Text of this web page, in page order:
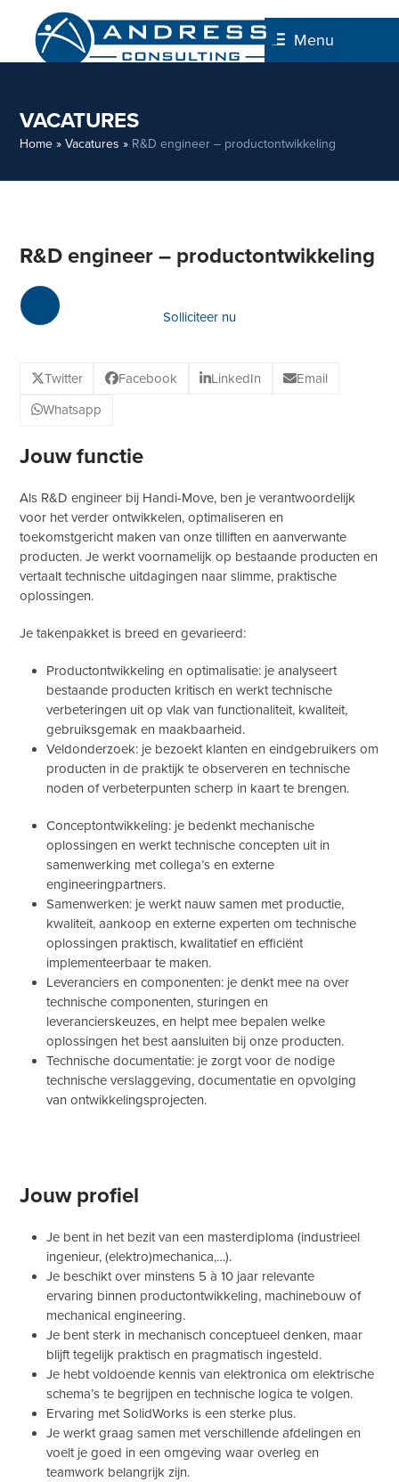
content
Menu
VACATURES
Home »Vacatures » R&D engineer – productontwikkeling
R&D engineer – productontwikkeling
Solliciteer nu
Twitter Facebook LinkedIn
Email
Whatsapp
Jouw functie
Als R&D engineer bij Handi-Move, ben je verantwoordelijk
voor het verder ontwikkelen, optimaliseren en
toekomstgericht maken van onze tilliften en aanverwante
producten. Je werkt voornamelijk op bestaande producten en
vertaalt technische uitdagingen naar slimme, praktische
oplossingen.
Je takenpakket is breed en gevarieerd:
Productontwikkeling en optimalisatie: je analyseert
bestaande producten kritisch en werkt technische
verbeteringen uit op vlak van functionaliteit, kwaliteit,
gebruiksgemak en maakbaarheid.
Veldonderzoek: je bezoekt klanten en eindgebruikers om
producten in de praktijk te observeren en technische
noden of verbeterpunten scherp in kaart te brengen.
Conceptontwikkeling: je bedenkt mechanische
oplossingen en werkt technische concepten uit in
samenwerking met collega’s en externe
engineeringpartners.
Samenwerken: je werkt nauw samen met productie,
kwaliteit, aankoop en externe experten om technische
oplossingen praktisch, kwalitatief en efficiënt
implementeerbaar te maken.
Leveranciers en componenten: je denkt mee na over
technische componenten, sturingen en
leverancierskeuzes, en helpt mee bepalen welke
oplossingen het best aansluiten bij onze producten.
Technische documentatie: je zorgt voor de nodige
technische verslaggeving, documentatie en opvolging
van ontwikkelingsprojecten.
Jouw profiel
Je bent in het bezit van een masterdiploma (industrieel
ingenieur, (elektro)mechanica,…).
Je beschikt over minstens 5 à 10 jaar relevante
ervaring binnen productontwikkeling, machinebouw of
mechanical engineering.
Je bent sterk in mechanisch conceptueel denken, maar
blijft tegelijk praktisch en pragmatisch ingesteld.
Je hebt voldoende kennis van elektronica om elektrische
schema’s te begrijpen en technische logica te volgen.
Ervaring met SolidWorks is een sterke plus.
Je werkt graag samen met verschillende afdelingen en
voelt je goed in een omgeving waar overleg en
teamwork belangrijk zijn.